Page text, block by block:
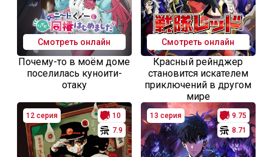
Смотреть онлайн
Почему-то в моём доме
поселилась куноити-
отаку
Смотреть онлайн
Красный рейнджер
становится искателем
приключений в другом
мире
12 серия
10
7.9
13 серия
9.75
8.71